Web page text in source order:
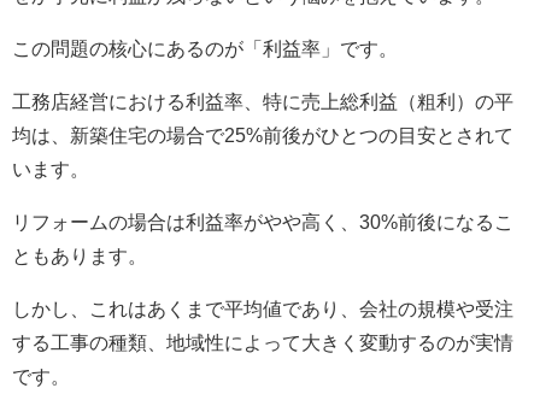
この問題の核心にあるのが「利益率」です。
工務店経営における利益率、特に売上総利益（粗利）の平
均は、新築住宅の場合で25%前後がひとつの目安とされて
います。
リフォームの場合は利益率がやや高く、30%前後になるこ
ともあります。
しかし、これはあくまで平均値であり、会社の規模や受注
する工事の種類、地域性によって大きく変動するのが実情
です。